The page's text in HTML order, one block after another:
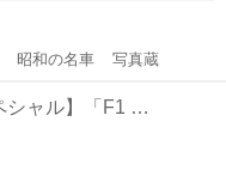
昭和の名車 写真蔵
【写真蔵スペシャル】「F1 東京ファンフェスティバル」に展示された、新旧のF1マシンたち